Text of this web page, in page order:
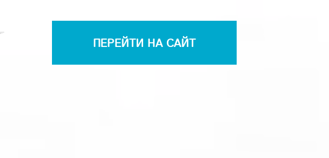
ПЕРЕЙТИ НА САЙТ